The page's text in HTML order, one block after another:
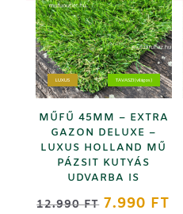
LUXUS TAVASZI (világos)
MŰFŰ 45MM – EXTRA
GAZON DELUXE –
LUXUS HOLLAND MŰ
PÁZSIT KUTYÁS
UDVARBA IS
12.990FT ORIGINAL
7.990 FT